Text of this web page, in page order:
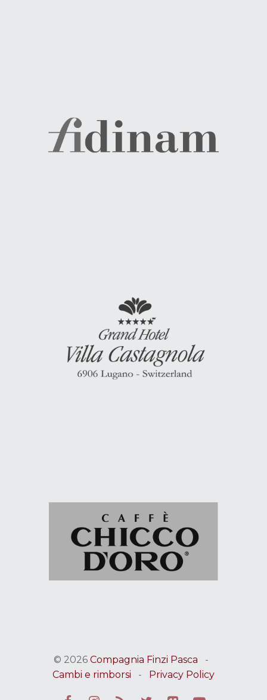
© 2026 Compagnia Finzi Pasca -
Cambi e rimborsi - Privacy Policy